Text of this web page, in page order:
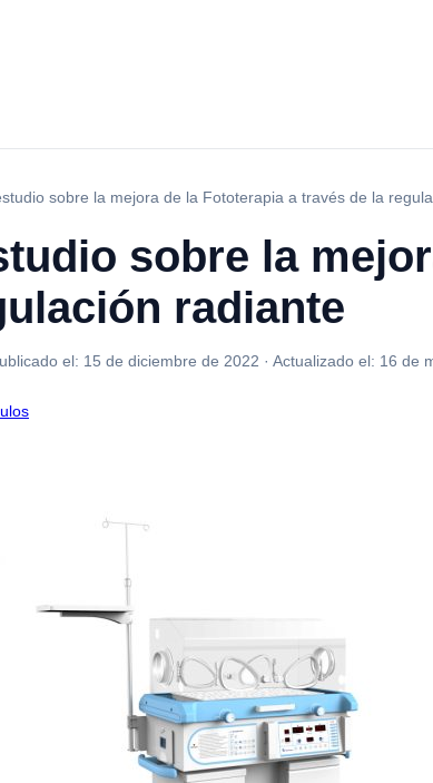
sobre la mejora de la Fototerapia a través de la
sobre la
radiante
el: 15 de diciembre de 2022 · Actualizado el: 16 de